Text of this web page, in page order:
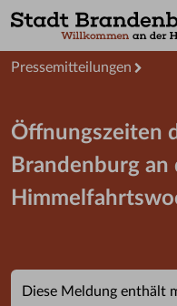
Presseservice
Pressemitteilungen
Öffnungszeiten
Brandenburg an
Diese Meldung enthält